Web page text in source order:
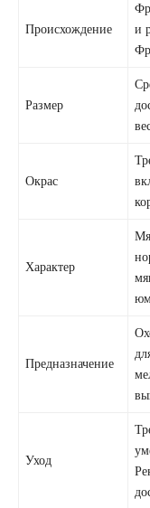
Происхождение
и
Размер
Окрас
Характер
Предназначение
Уход